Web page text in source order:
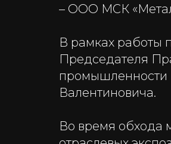
– ООО МСК
В рамках работы
Председателя
промышленности
Валентиновича.
Во время обхода